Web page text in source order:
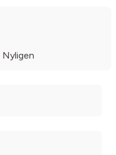
Nyligen